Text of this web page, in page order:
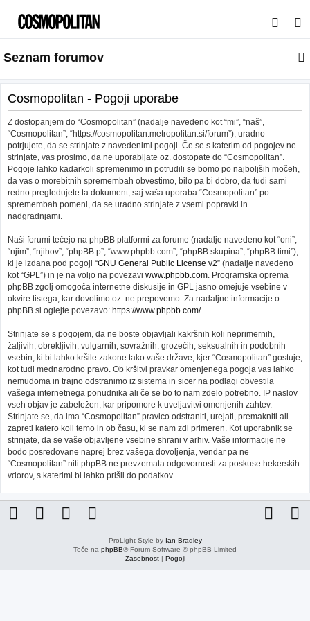
s
a
j
Seznam forumov
Cosmopolitan - Pogoji uporabe
Z dostopanjem do “Cosmopolitan” (nadalje navedeno kot “mi”, “naš”,
“Cosmopolitan”, “https://cosmopolitan.metropolitan.si/forum”), uradno
potrjujete, da se strinjate z navedenimi pogoji. Če se s katerim od pogojev ne
strinjate, vas prosimo, da ne uporabljate oz. dostopate do “Cosmopolitan”.
Pogoje lahko kadarkoli spremenimo in potrudili se bomo po najboljših močeh,
da vas o morebitnih spremembah obvestimo, bilo pa bi dobro, da tudi sami
redno pregledujete ta dokument, saj vaša uporaba “Cosmopolitan” po
spremembah pomeni, da se uradno strinjate z vsemi popravki in
nadgradnjami.
Naši forumi tečejo na phpBB platformi za forume (nadalje navedeno kot “oni”,
“njim”, “njihov”, “phpBB p”, “www.phpbb.com”, “phpBB skupina”, “phpBB timi”),
ki je izdana pod pogoji “GNU General Public License v2” (nadalje navedeno
kot “GPL”) in je na voljo na povezavi www.phpbb.com. Programska oprema
phpBB zgolj omogoča internetne diskusije in GPL jasno omejuje vsebine v
okvire tistega, kar dovolimo oz. ne prepovemo. Za nadaljne informacije o
phpBB si oglejte povezavo: https://www.phpbb.com/.
Strinjate se s pogojem, da ne boste objavljali kakršnih koli neprimernih,
žaljivih, obrekljivih, vulgarnih, sovražnih, grozečih, seksualnih in podobnih
vsebin, ki bi lahko kršile zakone tako vaše države, kjer “Cosmopolitan” gostuje,
kot tudi mednarodno pravo. Ob kršitvi pravkar omenjenega pogoja vas lahko
nemudoma in trajno odstranimo iz sistema in sicer na podlagi obvestila
vašega internetnega ponudnika ali če se bo to nam zdelo potrebno. IP naslov
vseh objav je zabeležen, kar pripomore k uveljavitvi omenjenih zahtev.
Strinjate se, da ima “Cosmopolitan” pravico odstraniti, urejati, premakniti ali
zapreti katero koli temo in ob času, ki se nam zdi primeren. Kot uporabnik se
strinjate, da se vaše objavljene vsebine shrani v arhiv. Vaše informacije ne
bodo posredovane naprej brez vašega dovoljenja, vendar pa ne
“Cosmopolitan” niti phpBB ne prevzemata odgovornosti za poskuse hekerskih
vdorov, s katerimi bi lahko prišli do podatkov.
ProLight Style by Ian Bradley
Teče na phpBB® Forum Software © phpBB Limited
Zasebnost| Pogoji